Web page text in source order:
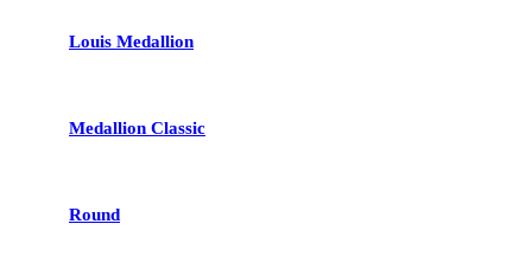
Louis Medallion
Medallion Classic
Round